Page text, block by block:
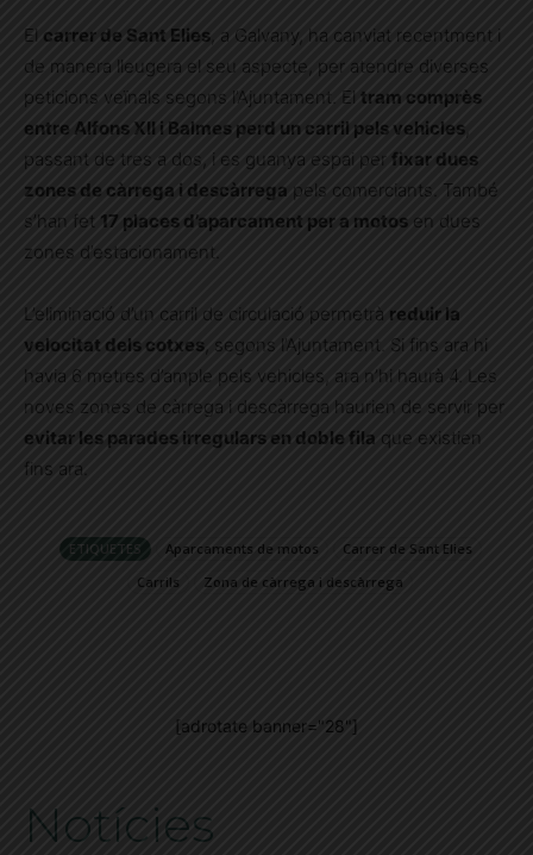
El carrer de Sant Elies , a Galvany, ha canviat recentment i
de manera lleugera el seu aspecte, per atendre diverses
peticions veïnals segons l’Ajuntament. El tram comprès
entre Alfons XII i Balmes perd un carril pels vehicles
passant de tres a dos, i es guanya espai per fixar dues
zones de càrrega i descàrrega pels comerciants. També
s’han fet 17 places d’aparcament per a motos en dues
zones d’estacionament.
L’eliminació d’un carril de circulació permetrà reduir la
velocitat dels cotxes , segons l’Ajuntament. Si fins ara hi
havia 6 metres d’ample pels vehicles, ara n’hi haurà 4. Les
noves zones de càrrega i descàrrega haurien de servir per
evitar les parades irregulars en doble fila que existien
fins ara.
ETIQUETES Aparcaments de motos
Carrer de Sant Elies
Carrils
Zona de càrrega i descàrrega
[adrotate banner="28"]
Notícies